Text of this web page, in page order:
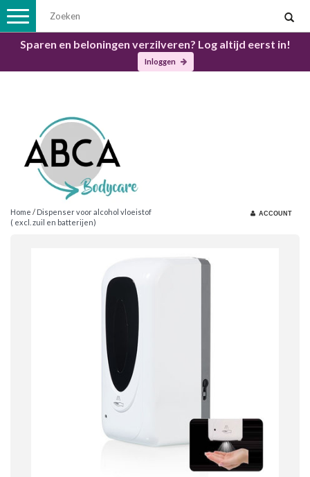
Sparen en beloningen verzilveren? Log altijd eerst in!
Inloggen
Toggle
navigation
Home / Dispenser voor alcohol vloeistof
( excl. zuil en batterijen)
ACCOUNT